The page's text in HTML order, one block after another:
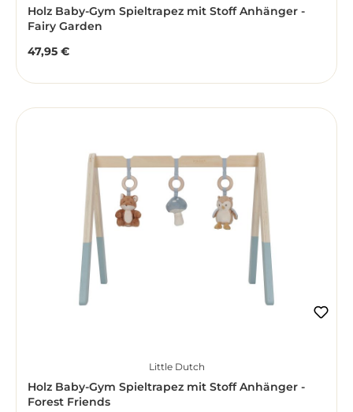
Holz Baby-Gym Spieltrapez mit Stoff Anhänger -
Fairy Garden
Regulärer Preis:
47,95 €
Little Dutch
Holz Baby-Gym Spieltrapez mit Stoff Anhänger -
Forest Friends